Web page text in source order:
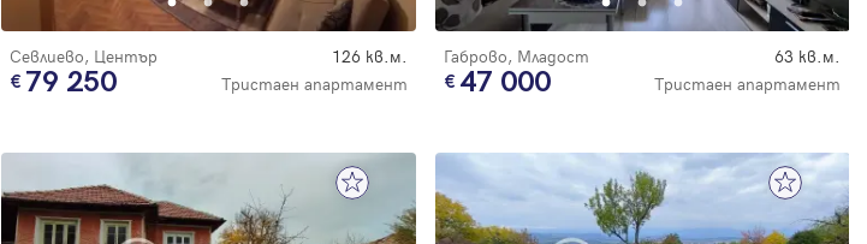
Севлиево, Център 126 кв.м.
79 250 Тристаен апартамент
Габрово, Младост 63 кв.м.
47 000 Тристаен апартамент